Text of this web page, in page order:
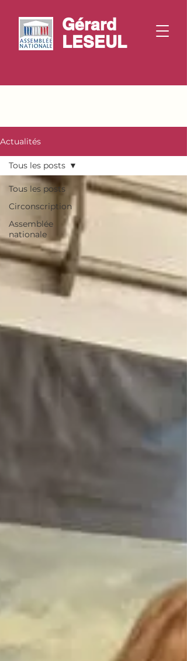
Gérard
LESEUL
Actualités
Tous les posts
Circonscription
Assemblée
nationale
Tous les posts